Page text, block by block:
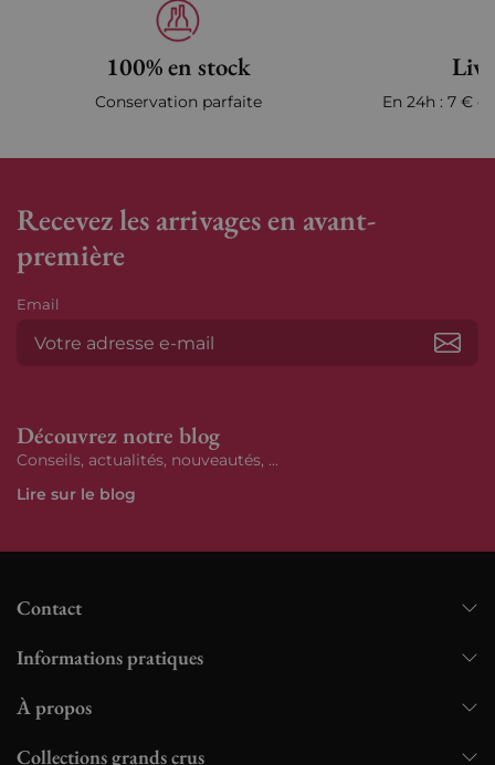
100% en stock
Conservation parfaite En 24h : 7 €
Recevez les arrivages en avant-
première
Email
Découvrez notre blog
Conseils, actualités, nouveautés, ...
Lire sur le blog
Contact
Informations pratiques
À propos
Collections grands crus